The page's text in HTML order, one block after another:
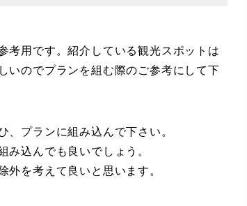
考用です。紹介している観光スポットは
いのでプランを組む際のご参考にして下
プランに組み込んで下さい。
込んでも良いでしょう。
を考えて良いと思います。